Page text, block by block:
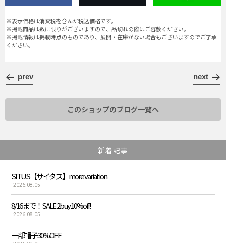
※表示価格は消費税を含んだ税込価格です。
※掲載商品は数に限りがございますので、品切れの際はご容赦ください。
※掲載情報は掲載時点のものであり、展開・在庫がない場合もございますのでご了承
ください。
prev next
このショップのブログ一覧へ
新着記事
SITUS【サイタス】more variation
2026.08.05
8/16まで！SALE 2buy 10%off!
2026.08.05
一部帽子30%OFF